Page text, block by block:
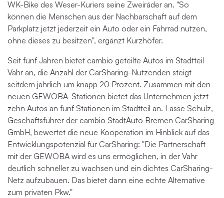
WK-Bike des Weser-Kuriers seine Zweiräder an. "So
können die Menschen aus der Nachbarschaft auf dem
Parkplatz jetzt jederzeit ein Auto oder ein Fahrrad nutzen,
ohne dieses zu besitzen", ergänzt Kurzhöfer.
Seit fünf Jahren bietet cambio geteilte Autos im Stadtteil
Vahr an, die Anzahl der CarSharing-Nutzenden steigt
seitdem jährlich um knapp 20 Prozent. Zusammen mit den
neuen GEWOBA-Stationen bietet das Unternehmen jetzt
zehn Autos an fünf Stationen im Stadtteil an. Lasse Schulz,
Geschäftsführer der cambio StadtAuto Bremen CarSharing
GmbH, bewertet die neue Kooperation im Hinblick auf das
Entwicklungspotenzial für CarSharing: "Die Partnerschaft
mit der GEWOBA wird es uns ermöglichen, in der Vahr
deutlich schneller zu wachsen und ein dichtes CarSharing-
Netz aufzubauen. Das bietet dann eine echte Alternative
zum privaten Pkw."